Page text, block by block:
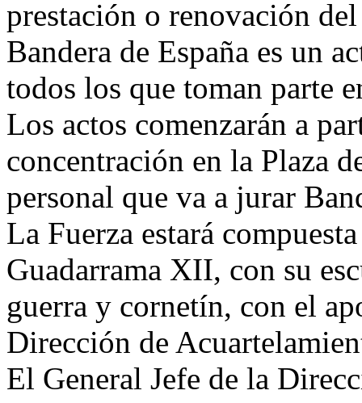
prestación o renovación
Bandera de España es un
todos los que toman parte
Los actos comenzarán a
concentración en la Plaza
personal que va a jurar
La Fuerza estará
Guadarrama XII, con su
guerra y cornetín, con el
Dirección de
El General Jefe de la